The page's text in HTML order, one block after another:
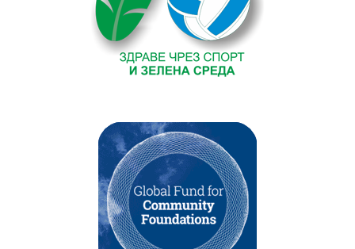
Текст на текстов банер
featuredimage. Някаква
проба тук.